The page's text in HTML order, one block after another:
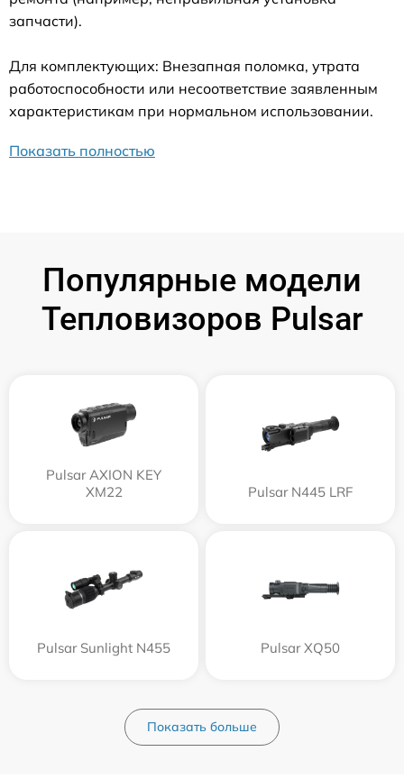
запчасти).
Для комплектующих: Внезапная поломка, утрата
работоспособности или несоответствие заявленным
характеристикам при нормальном использовании.
Показать полностью
Популярные модели
Тепловизоров Pulsar
Pulsar AXION KEY
XM22
Pulsar N445 LRF
Pulsar Sunlight N455 Pulsar XQ50
Показать больше